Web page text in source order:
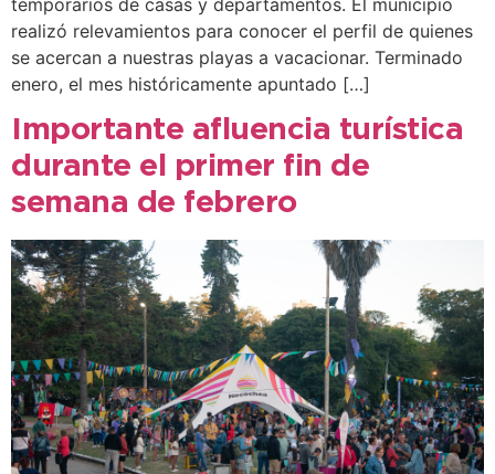
temporarios de casas y departamentos. El municipio
realizó relevamientos para conocer el perfil de quienes
se acercan a nuestras playas a vacacionar. Terminado
enero, el mes históricamente apuntado […]
Importante afluencia turística
durante el primer fin de
semana de febrero